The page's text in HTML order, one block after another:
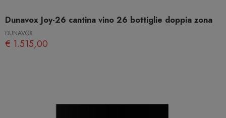
Dunavox Joy-26 cantina vino 26 bottiglie doppia zona
DUNAVOX
€ 1.515,00